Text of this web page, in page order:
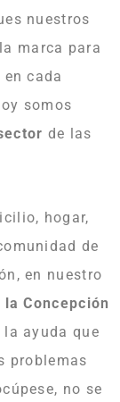
nuestros
marca para
cada
somos
de las
hogar,
de
en nuestro
Concepción
ayuda que
problemas
no se